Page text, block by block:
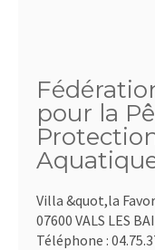
pour la
Villa &quot,la
07600 VALS LES
Téléphone :